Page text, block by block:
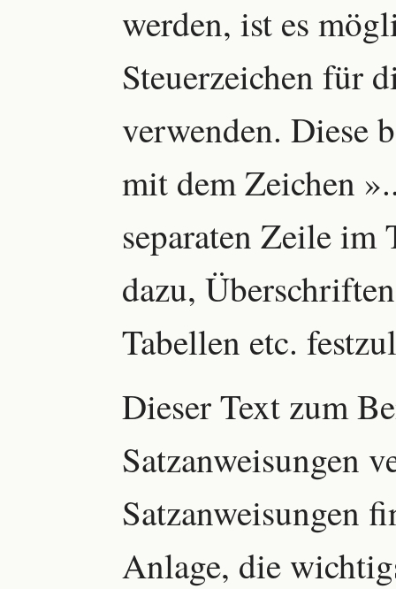
werden, ist es
Steuerzeichen für
verwenden. Diese
mit dem Zeichen
separaten Zeile im
dazu,
Tabellen etc.
Dieser Text zum
Satzanweisungen
Satzanweisungen
Anlage, die